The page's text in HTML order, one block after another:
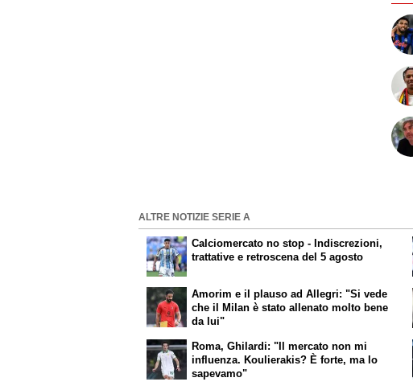
ALTRE NOTIZIE SERIE A
Calciomercato no stop - Indiscrezioni,
trattative e retroscena del 5 agosto
Amorim e il plauso ad Allegri: "Si vede
che il Milan è stato allenato molto bene
da lui"
Roma, Ghilardi: "Il mercato non mi
influenza. Koulierakis? È forte, ma lo
sapevamo"